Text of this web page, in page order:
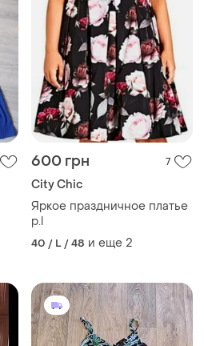
600 грн 7
City Chic
Яркое праздничное платье
р.l
40 / L / 48 и еще 2